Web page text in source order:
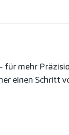
für mehr
einen Schritt